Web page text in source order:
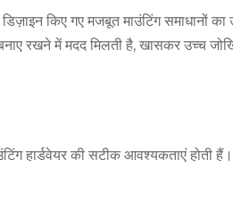
डिज़ाइन किए गए मजबूत माउंटिंग
रखने में मदद मिलती है, खासकर उच्च
हार्डवेयर की सटीक आवश्यकताएं होती